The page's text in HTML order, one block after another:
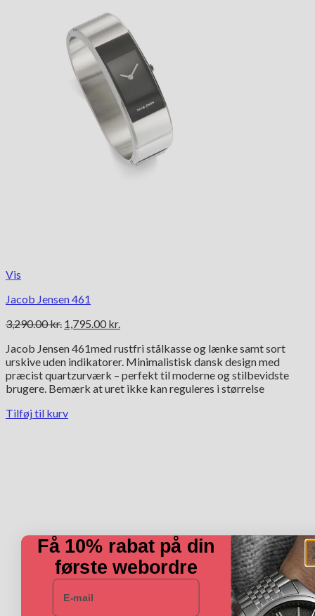
Vis
Jacob Jensen 461
3,290.00kr. Den
pris
var:
3,290.00 kr..
1,795.00 kr.
pris
er:
1,795.00 kr..
Jacob Jensen 461med rustfri stålkasse og lænke samt sort
urskive uden indikatorer. Minimalistisk dansk design med
præcist quartzurværk – perfekt til moderne og stilbevidste
brugere. Bemærk at uret ikke kan reguleres i størrelse
Tilføj til kurv
Få 10% rabat på din
første webordre
E-mail